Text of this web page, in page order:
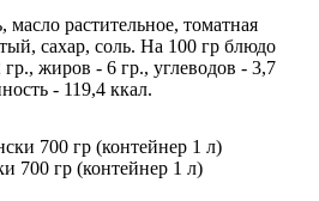
растительное, томатная
сахар, соль. На 100 гр блюдо
жиров - 6 гр., углеводов - 3,7
- 119,4 ккал.
700 гр (контейнер 1 л)